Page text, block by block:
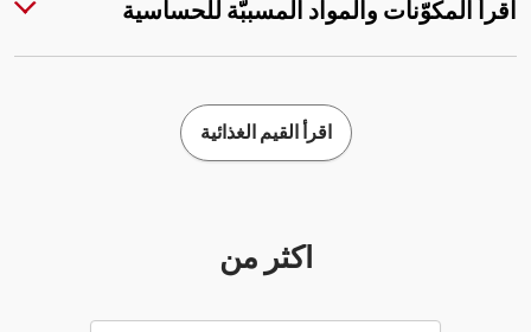
اقرأ المكوّنات والمواد المسببّة للحساسية
اقرأ القيم الغذائية
أكثر من